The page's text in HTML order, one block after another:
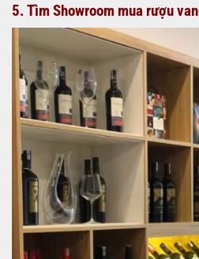
5. Tìm Showroom mua rượu